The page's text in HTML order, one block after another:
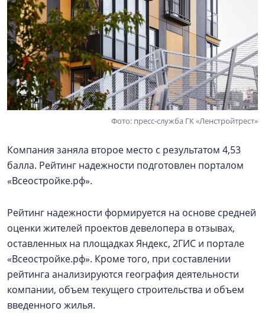
Фото: пресс-служба ГК «Ленстройтрест»
Компания заняла второе место с результатом 4,53
балла. Рейтинг надежности подготовлен порталом
«Всеостройке.рф».
Рейтинг надежности формируется на основе средней
оценки жителей проектов девелопера в отзывах,
оставленных на площадках Яндекс, 2ГИС и портале
«Всеостройке.рф». Кроме того, при составлении
рейтинга анализируются география деятельности
компании, объем текущего строительства и объем
введенного жилья.